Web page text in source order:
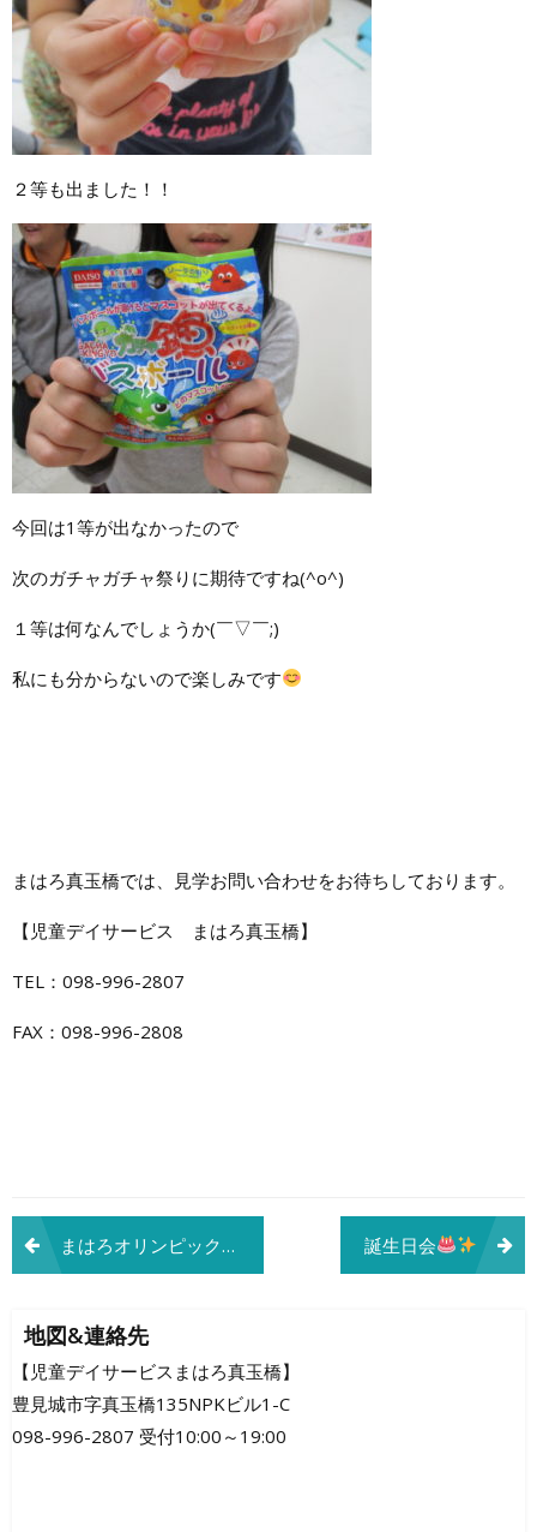
２等も出ました！！
今回は1等が出なかったので
次のガチャガチャ祭りに期待ですね(^o^)
１等は何なんでしょうか(￣▽￣;)
私にも分からないので楽しみです
まはろ真玉橋では、見学お問い合わせをお待ちしております。
【児童デイサービス まはろ真玉橋】
TEL：098-996-2807
FAX：098-996-2808
投
稿
ナ
ビ
ゲ
まはろオリンピック開催 誕生日会
地図&連絡先
【児童デイサービスまはろ真玉橋】
豊見城市字真玉橋135NPKビル1-C
098-996-2807 受付10:00～19:00